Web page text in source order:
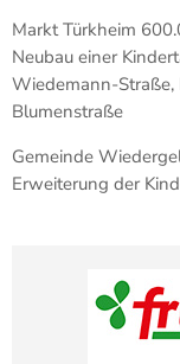
Markt Türkheim
Neubau einer
Wiedemann-Straße,
Blumenstraße
Gemeinde
Erweiterung der